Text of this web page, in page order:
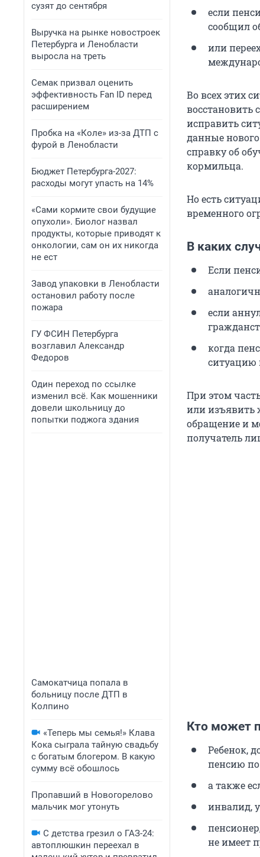
сузят до сентября
Выручка на рынке новостроек
Петербурга и Ленобласти
выросла на треть
Семак призвал оценить
эффективность Fan ID перед
расширением
Пробка на «Коле» из-за ДТП с
фурой в Ленобласти
Бюджет Петербурга-2027:
расходы могут упасть на 14%
«Сами кормите свои будущие
опухоли». Биолог назвал
продукты, которые приводят к
онкологии, сам он их никогда
не ест
Завод упаковки в Ленобласти
остановил работу после
пожара
ГУ ФСИН Петербурга
возглавил Александр
Федоров
Один переход по ссылке
изменил всё. Как мошенники
довели школьницу до
попытки поджога здания
Самокатчица попала в
больницу после ДТП в
Колпино
«Теперь мы семья!» Клава
Кока сыграла тайную свадьбу
с богатым блогером. В какую
сумму всё обошлось
Пропавший в Новогорелово
мальчик мог утонуть
С детства грезил о ГАЗ-24:
автоплюшкин переехал в
если
сообщил
или
Во всех этих
восстановить
исправить
данные
справку об
кормильца.
Но есть
временного
В каких
Если
если
когда
ситуацию
При этом
или изъявить
обращение и
получатель
Кто может
Ребенок,
пенсию
а также
инвалид,
не имеет